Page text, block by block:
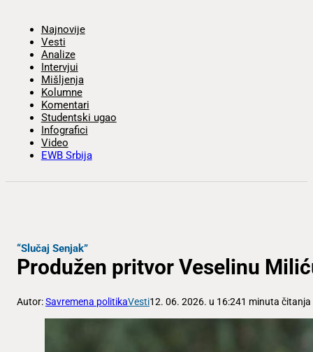
Najnovije
Vesti
Analize
Intervjui
Mišljenja
Kolumne
Komentari
Studentski ugao
Infografici
Video
EWB Srbija
“Slučaj Senjak”
Produžen pritvor Veselinu
Autor:Savremena politikaVesti12. 06. 2026. u 16:241 minuta čitanja